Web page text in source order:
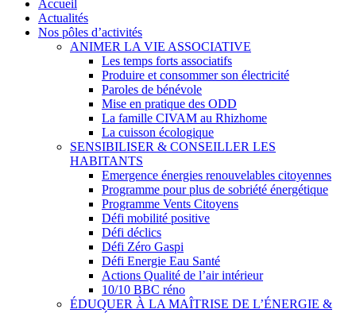
search
Menu
Accueil
Actualités
Nos pôles d’activités
ANIMER LA VIE ASSOCIATIVE
Les temps forts associatifs
Produire et consommer son électricité
Paroles de bénévole
Mise en pratique des ODD
La famille CIVAM au Rhizhome
La cuisson écologique
SENSIBILISER & CONSEILLER LES
HABITANTS
Emergence énergies renouvelables citoyennes
Programme pour plus de sobriété énergétique
Programme Vents Citoyens
Défi mobilité positive
Défi déclics
Défi Zéro Gaspi
Défi Energie Eau Santé
Actions Qualité de l’air intérieur
10/10 BBC réno
ÉDUQUER À LA MAÎTRISE DE L’ÉNERGIE &